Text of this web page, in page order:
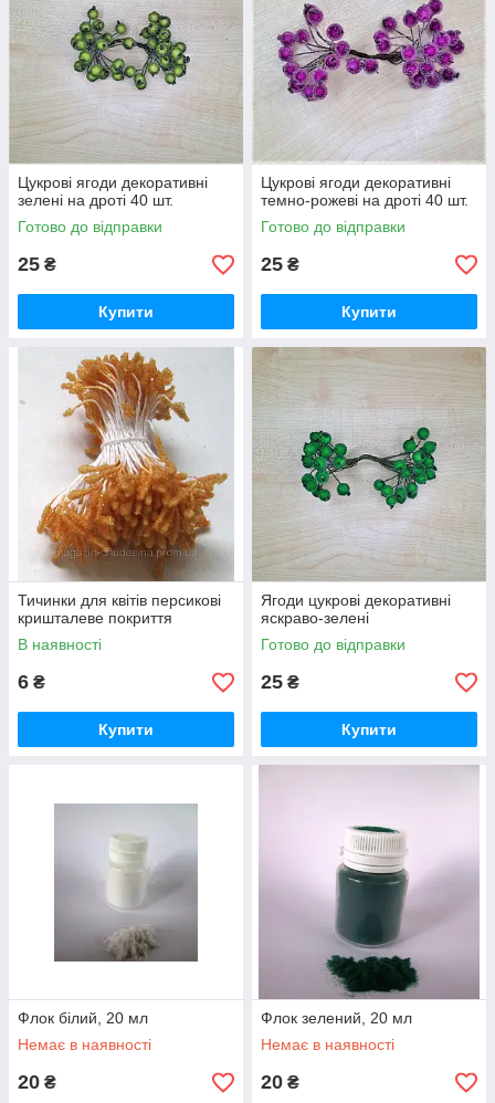
Цукрові ягоди декоративні
зелені на дроті 40 шт.
Готово до відправки
25 ₴
Купити
Цукрові ягоди декоративні
темно-рожеві на дроті 40 шт.
Готово до відправки
25 ₴
Купити
Тичинки для квітів персикові
кришталеве покриття
В наявності
6 ₴
Купити
Ягоди цукрові декоративні
яскраво-зелені
Готово до відправки
25 ₴
Купити
Флок білий, 20 мл
Немає в наявності
20 ₴
Флок зелений, 20 мл
Немає в наявності
20 ₴